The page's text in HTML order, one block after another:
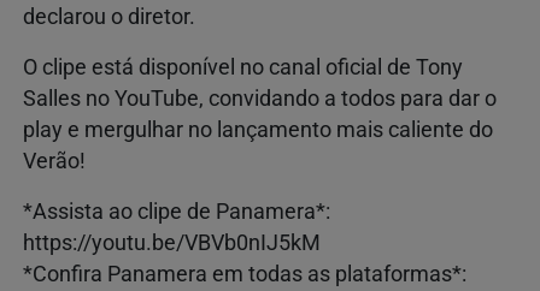
declarou o diretor.
O clipe está disponível no canal oficial de Tony
Salles no YouTube, convidando a todos para dar o
play e mergulhar no lançamento mais caliente do
Verão!
*Assista ao clipe de Panamera*:
https://youtu.be/VBVb0nIJ5kM
*Confira Panamera em todas as plataformas*: